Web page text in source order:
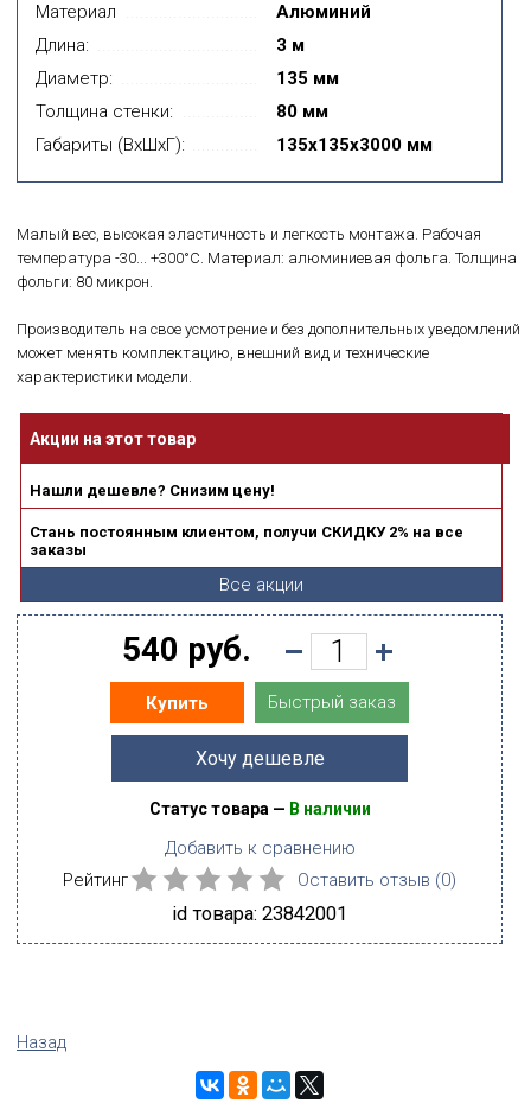
Материал
Алюминий
Длина:
3 м
Диаметр:
135 мм
Толщина стенки:
80 мм
Габариты (ВxШxГ):
135x135x3000 мм
Малый вес, высокая эластичность и легкость монтажа. Рабочая
температура -30... +300°C. Материал: алюминиевая фольга. Толщина
фольги: 80 микрон.
Производитель на свое усмотрение и без дополнительных уведомлений
может менять комплектацию, внешний вид и технические
характеристики модели.
Акции на этот товар
Нашли дешевле? Снизим цену!
Стань постоянным клиентом, получи СКИДКУ 2% на все
заказы
Все акции
540 руб.
Купить Быстрый заказ
Хочу дешевле
Статус товара — В наличии
Добавить к сравнению
Рейтинг
Оставить отзыв (0)
id товара: 23842001
Назад